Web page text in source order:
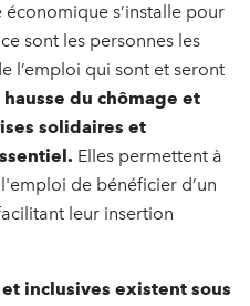
s’installe pour
sont les personnes les
l’emploi qui sont et seront
hausse du chômage et
solidaires et
Elles permettent à
de bénéficier d’un
leur insertion
inclusives existent sous